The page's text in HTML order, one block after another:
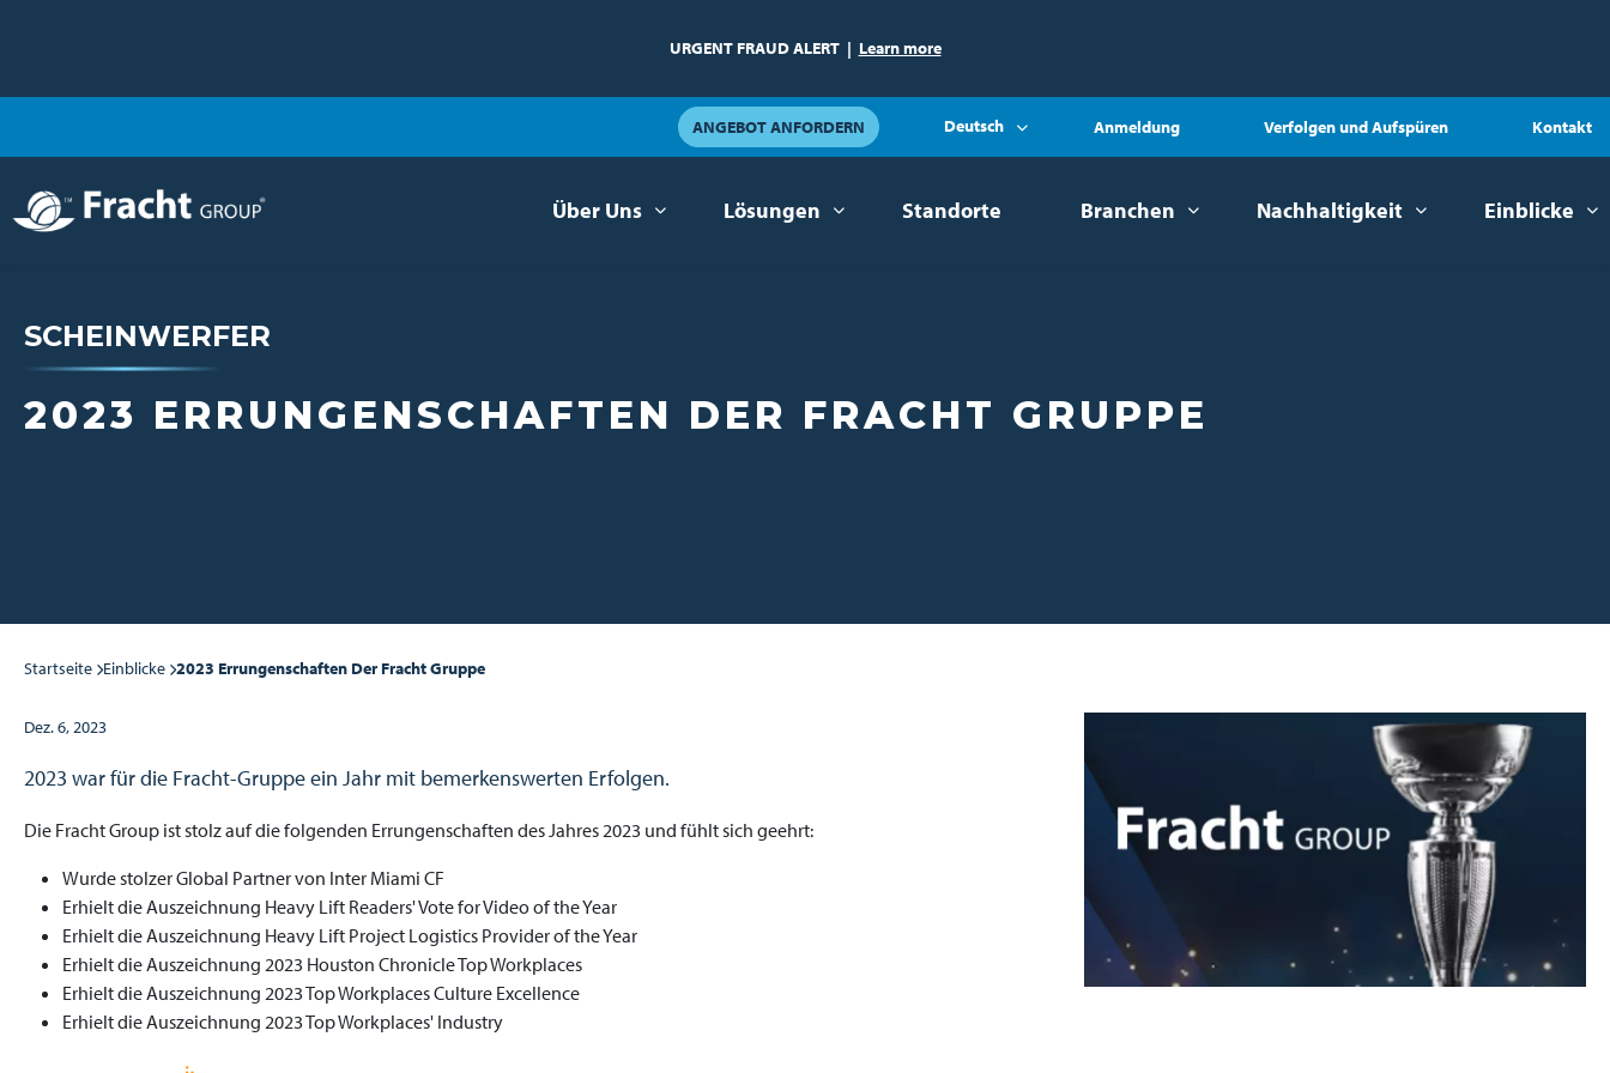
URGENT FRAUD ALERT | Learn more
ANGEBOT ANFORDERN Deutsch Anmeldung Verfolgen und Aufspüren Kontakt
Über Uns Lösungen Standorte Branchen Nachhaltigkeit Einblicke
SCHEINWERFER
2023 ERRUNGENSCHAFTEN DER FRACHT GRUPPE
Startseite Einblicke 2023 Errungenschaften Der Fracht Gruppe
Dez. 6, 2023
2023 war für die Fracht-Gruppe ein Jahr mit bemerkenswerten Erfolgen.
Die Fracht Group ist stolz auf die folgenden Errungenschaften des Jahres 2023 und fühlt sich geehrt:
Wurde stolzer Global Partner von Inter Miami CF
Erhielt die Auszeichnung Heavy Lift Readers' Vote for Video of the Year
Erhielt die Auszeichnung Heavy Lift Project Logistics Provider of the Year
Erhielt die Auszeichnung 2023 Houston Chronicle Top Workplaces
Erhielt die Auszeichnung 2023 Top Workplaces Culture Excellence
Erhielt die Auszeichnung 2023 Top Workplaces' Industry